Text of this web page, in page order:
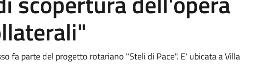
fa parte del progetto rotariano "Steli di Pace". E' ubicata a Villa